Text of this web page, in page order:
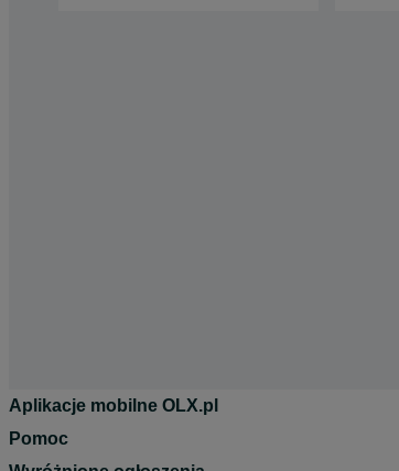
Aplikacje mobilne OLX.pl
Pomoc